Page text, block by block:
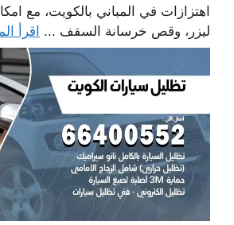
اهتزازات في المباني بالكويت، مع
ليزر، وقص خرسانة السقف ... اقرأ